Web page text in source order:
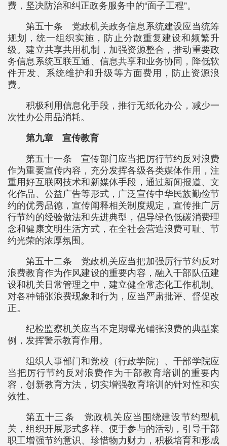
费，坚决防治和纠正政务服务中的“面子工程”。
第五十条 党政机关政务信息系统建设应当统筹
规划，统一组织实施，防止分散重复建设和频繁升
级。建立共享共用机制，加强资源整合，推动重要政
务信息系统互联互通、信息共享和业务协同，降低软
件开发、系统维护和升级等方面费用，防止资源浪
费。
积极利用信息化手段，推行无纸化办公，减少一
次性办公用品消耗。
第九章 宣传教育
第五十一条 宣传部门应当把厉行节约反对浪费
作为重要宣传内容，充分发挥各级各类媒体作用，注
重用好互联网技术和新媒体手段，通过新闻报道、文
化作品、公益广告等形式，广泛宣传中华民族勤俭节
约的优秀品德，宣传阐释相关制度规定，宣传推广厉
行节约的经验做法和先进典型，倡导绿色低碳消费理
念和健康文明生活方式，在全社会营造浪费可耻、节
约光荣的浓厚氛围。
第五十二条 党政机关应当把加强厉行节约反对
浪费教育作为作风建设的重要内容，融入干部队伍建
设和机关日常管理之中，建立健全常态化工作机制。
对各种铺张浪费现象和行为，应当严肃批评、督促改
正。
纪检监察机关应当不定期曝光铺张浪费的典型案
例，发挥警示教育作用。
组织人事部门和党校（行政学院）、干部学院应
当把厉行节约反对浪费作为干部教育培训的重要内
容，创新教育方法，切实增强教育培训的针对性和实
效性。
第五十三条 党政机关应当围绕建设节约型机
关，组织开展形式多样、便于参与的活动，引导干部
职工增强节约意识、珍惜物力财力，积极培育和形成